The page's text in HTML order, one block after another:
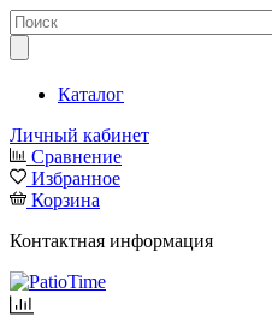
Каталог
Личный кабинет
Сравнение
Избранное
Корзина
Контактная информация